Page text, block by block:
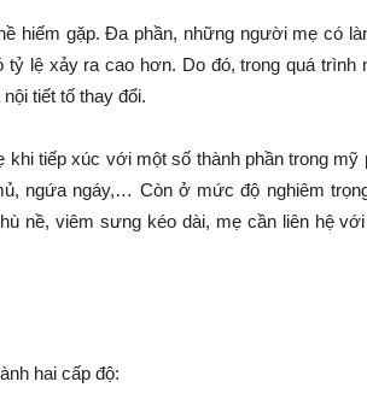
hiếm gặp. Đa phần, những người mẹ có
lệ xảy ra cao hơn. Do đó, trong quá trình
tiết tố thay đổi.
tiếp xúc với một số thành phần trong mỹ
ngứa ngáy,… Còn ở mức độ nghiêm
nề, viêm sưng kéo dài, mẹ cần liên hệ
hai cấp độ: